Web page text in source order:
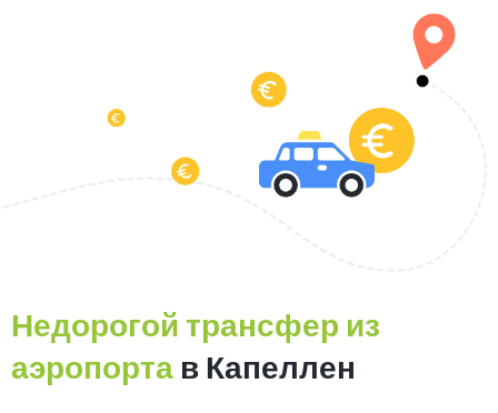
Недорогой трансфер из
аэропорта в Капеллен